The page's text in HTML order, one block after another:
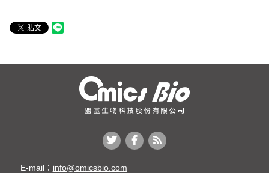
E-mail： info@omicsbio.com